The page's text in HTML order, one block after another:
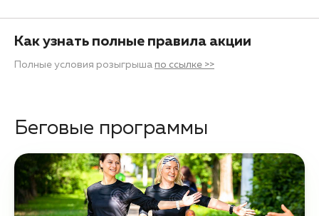
Как узнать полные правила акции
Полные условия розыгрыша по ссылке >>
Беговые программы